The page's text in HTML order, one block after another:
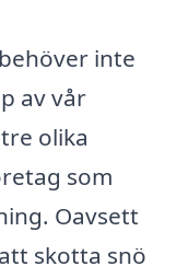
inte
av vår
olika
som
Oavsett
skotta snö